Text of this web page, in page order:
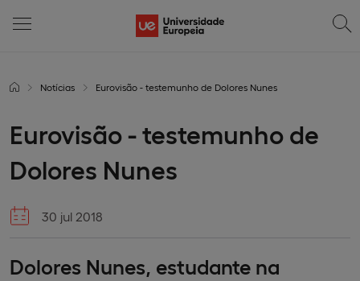
Notícias Eurovisão - testemunho de Dolores Nunes
Eurovisão - testemunho de
Dolores Nunes
30 jul 2018
Dolores Nunes, estudante na